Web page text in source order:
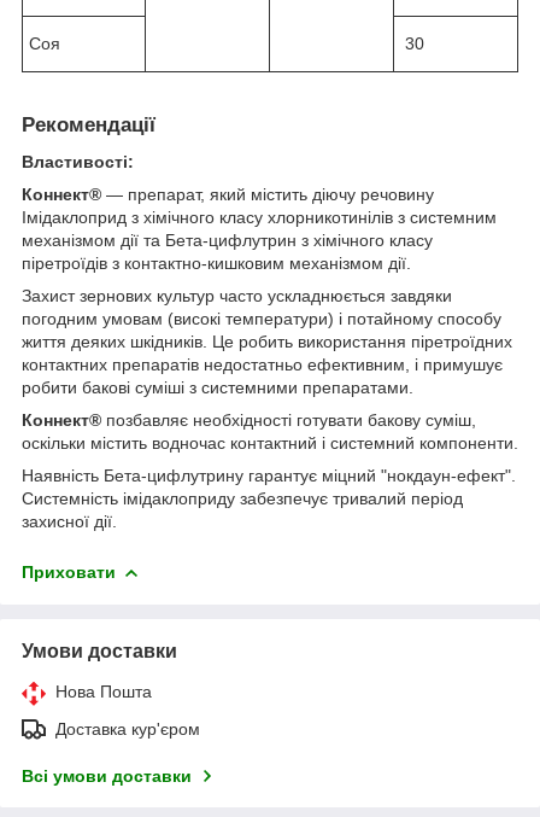
Соя 30
Рекомендації
Властивості:
Коннект® — препарат, який містить діючу речовину
Імідаклоприд з хімічного класу хлорникотинілів з системним
механізмом дії та Бета-цифлутрин з хімічного класу
піретроїдів з контактно-кишковим механізмом дії.
Захист зернових культур часто ускладнюється завдяки
погодним умовам (високі температури) і потайному способу
життя деяких шкідників. Це робить використання піретроїдних
контактних препаратів недостатньо ефективним, і примушує
робити бакові суміші з системними препаратами.
Коннект® позбавляє необхідності готувати бакову суміш,
оскільки містить водночас контактний і системний компоненти.
Наявність Бета-цифлутрину гарантує міцний "нокдаун-ефект".
Системність імідаклоприду забезпечує тривалий період
захисної дії.
Приховати
Умови доставки
Нова Пошта
Доставка кур'єром
Всі умови доставки